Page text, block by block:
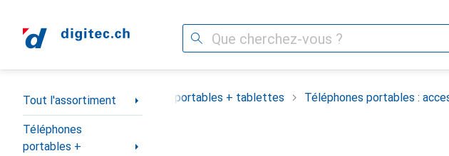
Recherche
Navigation par catégorie
Tout l'assortiment
Téléphones
portables +
Tout l'assortiment Téléphones portables + tablettes Téléphones portables :